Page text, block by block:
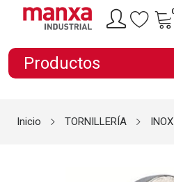
Productos
Inicio TORNILLERÍA